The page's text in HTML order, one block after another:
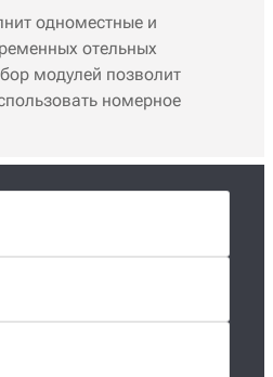
одноместные и
отельных
модулей позволит
номерное